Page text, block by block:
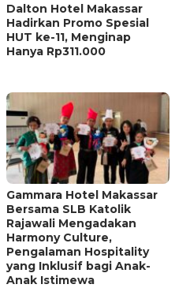
Dalton Hotel Makassar
Hadirkan Promo Spesial
HUT ke-11, Menginap
Hanya Rp311.000
Gammara Hotel Makassar
Bersama SLB Katolik
Rajawali Mengadakan
Harmony Culture,
Pengalaman Hospitality
yang Inklusif bagi Anak-
Anak Istimewa